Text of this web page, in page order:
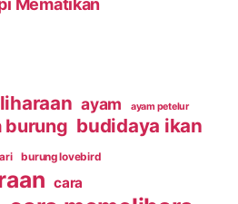
Mematikan
ayam ayam petelur
burung budidaya ikan
burung lovebird
cara